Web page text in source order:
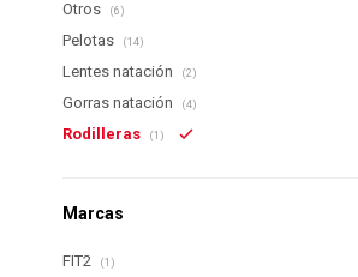
Otros (6)
Pelotas (14)
Lentes natación (2)
Gorras natación (4)
Rodilleras (1)
Marcas
FIT2 (1)